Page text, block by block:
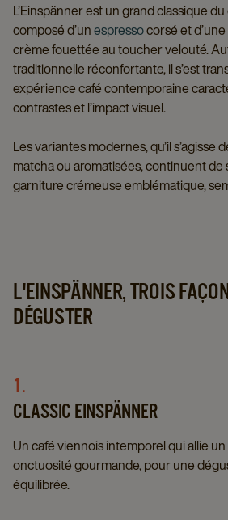
L’Einspänner est un grand classique
composé d’unespressocorsé et
crème fouettée au toucher velouté.
traditionnelle réconfortante, il s’est
expérience café contemporaine
contrastes et l’impact visuel.
Les variantes modernes, qu’il s’agisse
matcha ou aromatisées, continuent de
garniture crémeuse emblématique,
L'EINSPÄNNER, TROIS
DÉGUSTER
1.
CLASSIC EINSPÄNNER
Un café viennois intemporel qui allie un
onctuosité gourmande, pour une
équilibrée.